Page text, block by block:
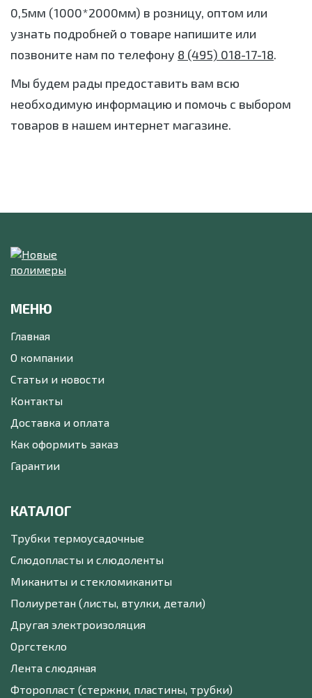
0,5мм (1000*2000мм) в розницу, оптом или
узнать подробней о товаре напишите или
позвоните нам по телефону 8 (495) 018-17-18.
Мы будем рады предоставить вам всю
необходимую информацию и помочь с выбором
товаров в нашем интернет магазине.
МЕНЮ
Главная
О компании
Статьи и новости
Контакты
Доставка и оплата
Как оформить заказ
Гарантии
КАТАЛОГ
Трубки термоусадочные
Слюдопласты и слюдоленты
Миканиты и стекломиканиты
Полиуретан (листы, втулки, детали)
Другая электроизоляция
Оргстекло
Лента слюдяная
Фторопласт (стержни, пластины, трубки)